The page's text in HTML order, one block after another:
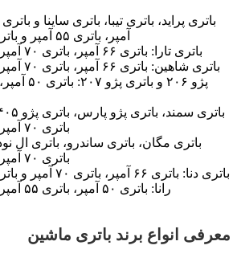
آمپر، باتری ۵۵ آمپر و باتری ۶۰ آمپر باتری
باتری تارا: باتری ۶۶ آمپر، باتری ۷۰ آمپر و باتری ۷۴ آمپر
باتری شاهین: باتری ۶۶ آمپر، باتری ۷۰ آمپر و باتری ۷۴ آمپر
باتری ۷۰ آمپر و باتری ۷۴ آمپر
باتری ۷۰ آمپر و باتری ۷۴ آمپر
رانا: باتری ۵۰ آمپر، باتری ۵۵ آمپر و باتری ۶۰ آمپر
معرفی انواع برند باتری ماشین